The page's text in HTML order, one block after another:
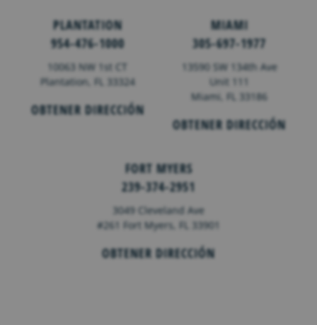
PLANTATION
954-476-1000
10063 NW 1st CT
Plantation, FL 33324
OBTENER DIRECCIÓN
MIAMI
305-697-1977
13590 SW 134th Ave
Unit 111
Miami, FL 33186
OBTENER DIRECCIÓN
FORT MYERS
239-374-2951
3049 Cleveland Ave
#261 Fort Myers, FL 33901
OBTENER DIRECCIÓN